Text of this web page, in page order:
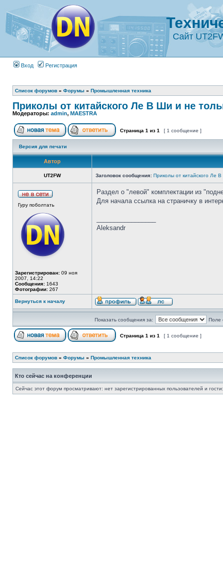
Сайт
Вход Регистрация
Список форумов » Форумы » Промышленная техника
Приколы от китайского Ле В Ши и не
Модераторы: admin, MAESTRA
Страница 1 из 1 [ 1 сообщение ]
Версия для печати
Автор
UT2FW Заголовок сообщения: Приколы от китайского Ле
Гуру поболтать
Зарегистрирован: 09 ноя
2007, 14:22
Сообщения: 1643
Фотографии: 267
Раздел о "левой" комплектации из
Для начала ссылка на страничку в
Aleksandr
Вернуться к началу
Показать сообщения за: Поле
Страница 1 из 1 [ 1 сообщение ]
Список форумов » Форумы » Промышленная техника
Кто сейчас на конференции
Сейчас этот форум просматривают: нет зарегистрированных пользователей и